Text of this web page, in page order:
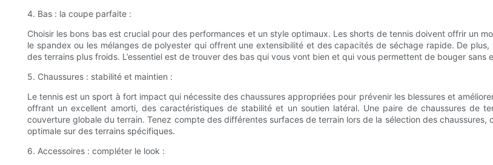
4. Bas : la coupe parfaite :
Choisir les bons bas est crucial pour des performances et un style optimaux. Les shorts de tennis doivent offrir un
le spandex ou les mélanges de polyester qui offrent une extensibilité et des capacités de séchage rapide. De
des terrains plus froids. L’essentiel est de trouver des bas qui vous vont bien et qui vous permettent de bouger sans
5. Chaussures : stabilité et maintien :
Le tennis est un sport à fort impact qui nécessite des chaussures appropriées pour prévenir les blessures et
offrant un excellent amorti, des caractéristiques de stabilité et un soutien latéral. Une paire de chaussures de
couverture globale du terrain. Tenez compte des différentes surfaces de terrain lors de la sélection des
optimale sur des terrains spécifiques.
6. Accessoires : compléter le look :